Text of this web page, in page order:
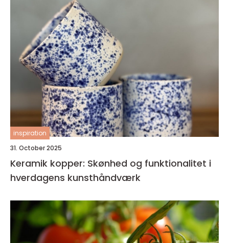
inspiration
31. October 2025
Keramik kopper: Skønhed og funktionalitet i
hverdagens kunsthåndværk